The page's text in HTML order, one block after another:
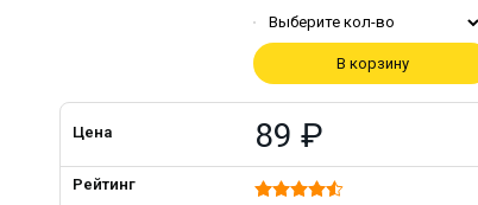
Выберите кол-во
В корзину
Цена 89 ₽
Рейтинг